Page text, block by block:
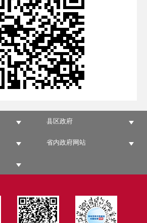
县区政府
省内政府网站